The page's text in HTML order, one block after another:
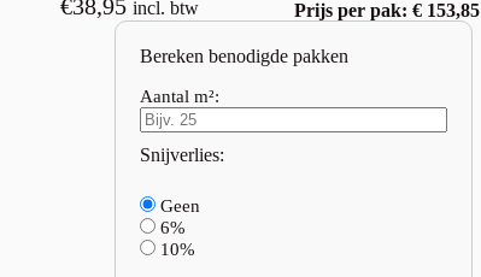
€38,95 incl. btw Prijs per pak: € 153,85
Bereken benodigde pakken
Aantal m²:
Snijverlies:
Geen
6%
10%